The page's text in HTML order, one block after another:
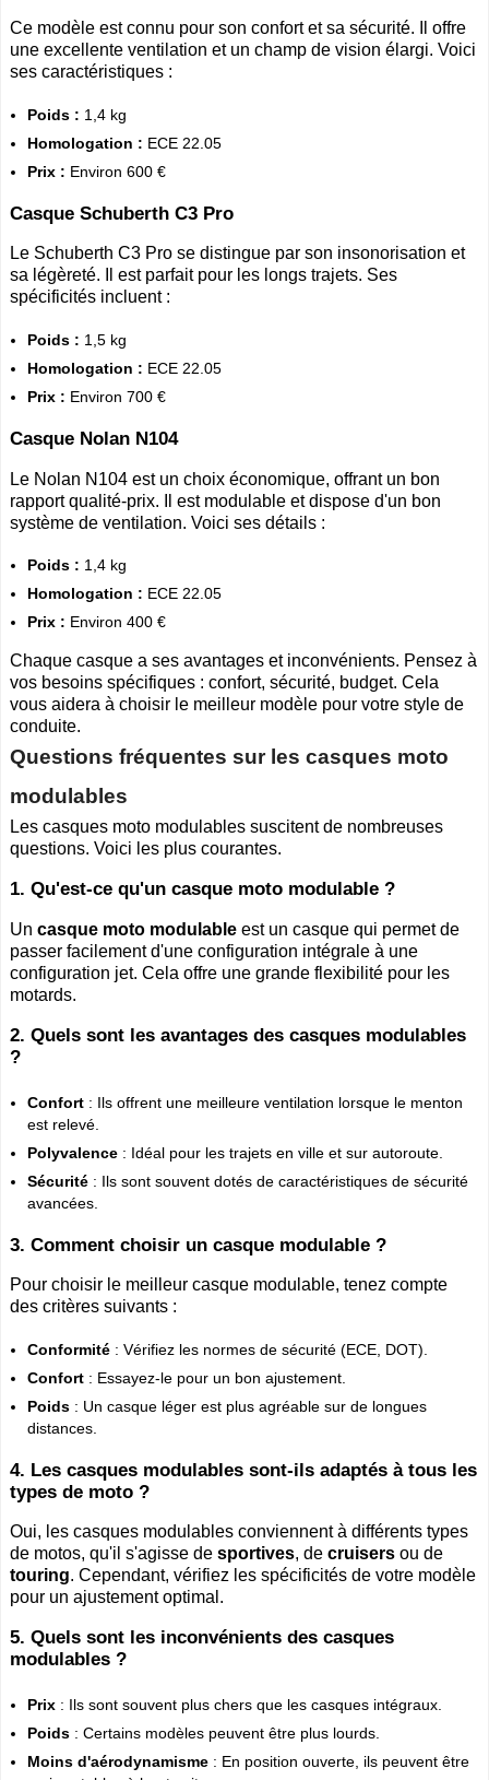
Ce modèle est connu pour son confort et sa sécurité. Il offre
une excellente ventilation et un champ de vision élargi. Voici
ses caractéristiques :
Poids : 1,4 kg
Homologation : ECE 22.05
Prix : Environ 600 €
Casque Schuberth C3 Pro
Le Schuberth C3 Pro se distingue par son insonorisation et
sa légèreté. Il est parfait pour les longs trajets. Ses
spécificités incluent :
Poids : 1,5 kg
Homologation : ECE 22.05
Prix : Environ 700 €
Casque Nolan N104
Le Nolan N104 est un choix économique, offrant un bon
rapport qualité-prix. Il est modulable et dispose d'un bon
système de ventilation. Voici ses détails :
Poids : 1,4 kg
Homologation : ECE 22.05
Prix : Environ 400 €
Chaque casque a ses avantages et inconvénients. Pensez à
vos besoins spécifiques : confort, sécurité, budget. Cela
vous aidera à choisir le meilleur modèle pour votre style de
conduite.
Questions fréquentes sur les casques moto
modulables
Les casques moto modulables suscitent de nombreuses
questions. Voici les plus courantes.
1. Qu'est-ce qu'un casque moto modulable ?
Uncasque moto modulable est un casque qui permet de
passer facilement d'une configuration intégrale à une
configuration jet. Cela offre une grande flexibilité pour les
motards.
2. Quels sont les avantages des casques modulables
?
Confort : Ils offrent une meilleure ventilation lorsque le menton
est relevé.
Polyvalence : Idéal pour les trajets en ville et sur autoroute.
Sécurité : Ils sont souvent dotés de caractéristiques de sécurité
avancées.
3. Comment choisir un casque modulable ?
Pour choisir le meilleur casque modulable, tenez compte
des critères suivants :
Conformité : Vérifiez les normes de sécurité (ECE, DOT).
Confort : Essayez-le pour un bon ajustement.
Poids : Un casque léger est plus agréable sur de longues
distances.
4. Les casques modulables sont-ils adaptés à tous les
types de moto ?
Oui, les casques modulables conviennent à différents types
de motos, qu'il s'agisse desportives, decruisers ou de
touring. Cependant, vérifiez les spécificités de votre modèle
pour un ajustement optimal.
5. Quels sont les inconvénients des casques
modulables ?
Prix : Ils sont souvent plus chers que les casques intégraux.
Poids : Certains modèles peuvent être plus lourds.
Moins d'aérodynamisme : En position ouverte, ils peuvent être